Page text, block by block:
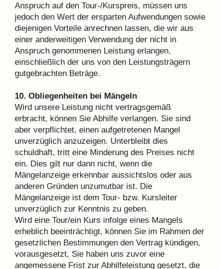
Anspruch auf den Tour-/Kurspreis, müssen uns
jedoch den Wert der ersparten Aufwendungen sowie
diejenigen Vorteile anrechnen lassen, die wir aus
einer anderweitigen Verwendung der nicht in
Anspruch genommenen Leistung erlangen,
einschließlich der uns von den Leistungsträgern
gutgebrachten Beträge.
10. Obliegenheiten bei Mängeln
Wird unsere Leistung nicht vertragsgemäß
erbracht, können Sie Abhilfe verlangen. Sie sind
aber verpflichtet, einen aufgetretenen Mangel
unverzüglich anzuzeigen. Unterbleibt dies
schuldhaft, tritt eine Minderung des Preises nicht
ein. Dies gilt nur dann nicht, wenn die
Mängelanzeige erkennbar aussichtslos oder aus
anderen Gründen unzumutbar ist. Die
Mängelanzeige ist dem Tour- bzw. Kursleiter
unverzüglich zur Kenntnis zu geben.
Wird eine Tour/ein Kurs infolge eines Mangels
erheblich beeinträchtigt, können Sie im Rahmen der
gesetzlichen Bestimmungen den Vertrag kündigen,
vorausgesetzt, Sie haben uns zuvor eine
angemessene Frist zur Abhilfeleistung gesetzt, die